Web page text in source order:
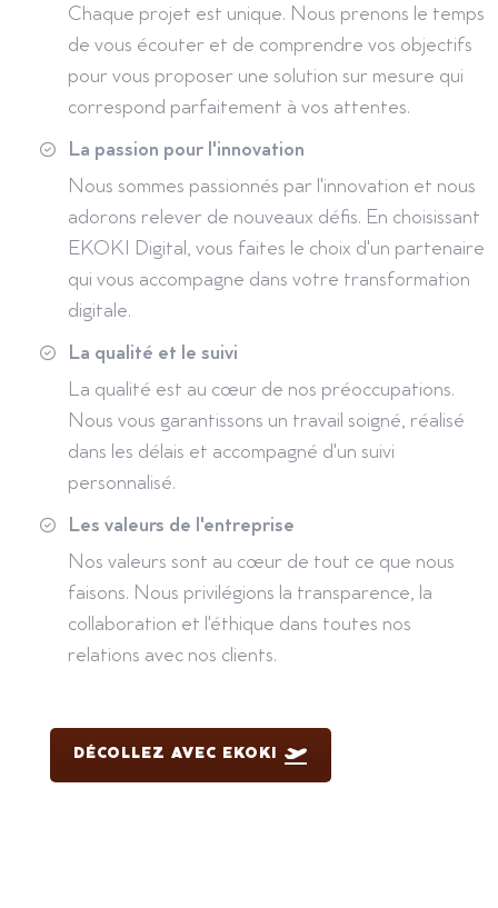
Chaque projet est unique. Nous prenons le temps
de vous écouter et de comprendre vos objectifs
pour vous proposer une solution sur mesure qui
correspond parfaitement à vos attentes.
La passion pour l'innovation
Nous sommes passionnés par l'innovation et nous
adorons relever de nouveaux défis. En choisissant
EKOKI Digital, vous faites le choix d'un partenaire
qui vous accompagne dans votre transformation
digitale.
La qualité et le suivi
La qualité est au cœur de nos préoccupations.
Nous vous garantissons un travail soigné, réalisé
dans les délais et accompagné d'un suivi
personnalisé.
Les valeurs de l'entreprise
Nos valeurs sont au cœur de tout ce que nous
faisons. Nous privilégions la transparence, la
collaboration et l'éthique dans toutes nos
relations avec nos clients.
DÉCOLLEZ AVEC EKOKI